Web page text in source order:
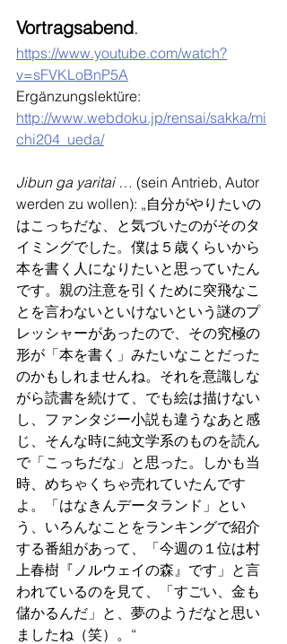
Vortragsabend.
https://www.youtube.com/watch?
v=sFVKLoBnP5A
Ergänzungslektüre:
http://www.webdoku.jp/rensai/sakka/mi
chi204_ueda/
Jibun ga yaritai … (sein Antrieb, Autor
werden zu wollen): „自分がやりたいの
はこっちだな、と気づいたのがそのタ
イミングでした。僕は５歳くらいから
本を書く人になりたいと思っていたん
です。親の注意を引くために突飛なこ
とを言わないといけないという謎のプ
レッシャーがあったので、その究極の
形が「本を書く」みたいなことだった
のかもしれませんね。それを意識しな
がら読書を続けて、でも絵は描けない
し、ファンタジー小説も違うなあと感
じ、そんな時に純文学系のものを読ん
で「こっちだな」と思った。しかも当
時、めちゃくちゃ売れていたんです
よ。「はなきんデータランド」とい
う、いろんなことをランキングで紹介
する番組があって、「今週の１位は村
上春樹『ノルウェイの森』です」と言
われているのを見て、「すごい、金も
儲かるんだ」と、夢のようだなと思い
ましたね（笑） 。 “